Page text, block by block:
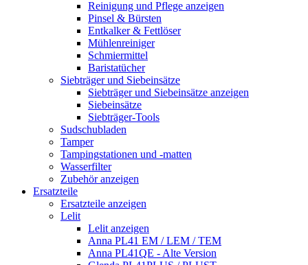
Reinigung und Pflege anzeigen
Pinsel & Bürsten
Entkalker & Fettlöser
Mühlenreiniger
Schmiermittel
Baristatücher
Siebträger und Siebeinsätze
Siebträger und Siebeinsätze anzeigen
Siebeinsätze
Siebträger-Tools
Sudschubladen
Tamper
Tampingstationen und -matten
Wasserfilter
Zubehör anzeigen
Ersatzteile
Ersatzteile anzeigen
Lelit
Lelit anzeigen
Anna PL41 EM / LEM / TEM
Anna PL41QE - Alte Version